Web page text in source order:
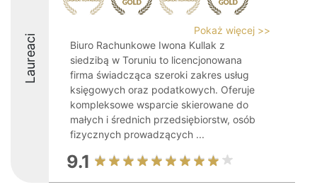
Laureaci
Pokaż więcej >>
Biuro Rachunkowe Iwona Kullak z
siedzibą w Toruniu to licencjonowana
firma świadcząca szeroki zakres usług
księgowych oraz podatkowych. Oferuje
kompleksowe wsparcie skierowane do
małych i średnich przedsiębiorstw, osób
fizycznych prowadzących ...
9.1